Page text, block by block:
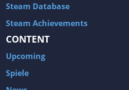
Steam Database
Steam Achievements
CONTENT
Upcoming
Spiele